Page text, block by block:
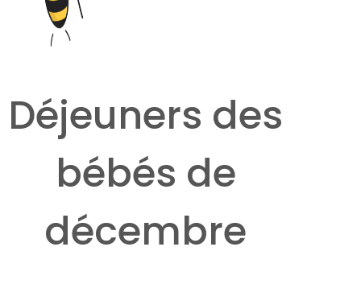
Déjeuners des
bébés de
décembre